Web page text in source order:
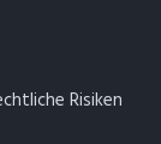
Risiken